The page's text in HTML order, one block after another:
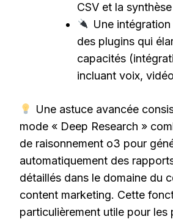
CSV et la
Une
des plugins qui
capacités
incluant voix,
Une astuce avancée
mode « Deep Research »
de raisonnement o3 pour
automatiquement des
détaillés dans le domaine du
content marketing. Cette
particulièrement utile pour les